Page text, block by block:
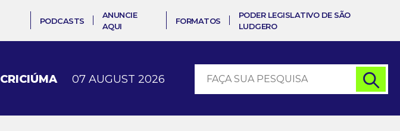
PODCASTS
ANUNCIE
AQUI
FORMATOS
PODER LEGISLATIVO DE SÃO
LUDGERO
CRICIÚMA 07 AUGUST 2026